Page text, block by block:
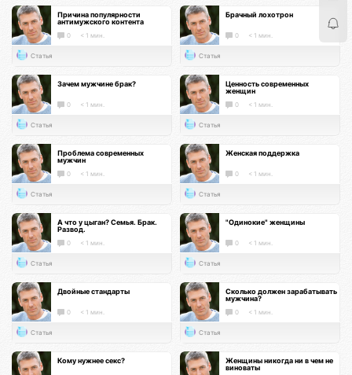
Причина популярности
антимужского контента
0 < 1 мин.
Статья
Брачный лохотрон
0 < 1 мин.
Статья
Зачем мужчине брак?
0 < 1 мин.
Статья
Ценность современных
женщин
0 < 1 мин.
Статья
Проблема современных
мужчин
0 < 1 мин.
Статья
Женская поддержка
0 < 1 мин.
Статья
А что у цыган? Семья. Брак.
Развод.
0 < 1 мин.
Статья
"Одинокие" женщины
0 < 1 мин.
Статья
Двойные стандарты
0 < 1 мин.
Статья
Сколько должен зарабатывать
мужчина?
0 < 1 мин.
Статья
Кому нужнее секс?
Женщины никогда ни в чем не
виноваты